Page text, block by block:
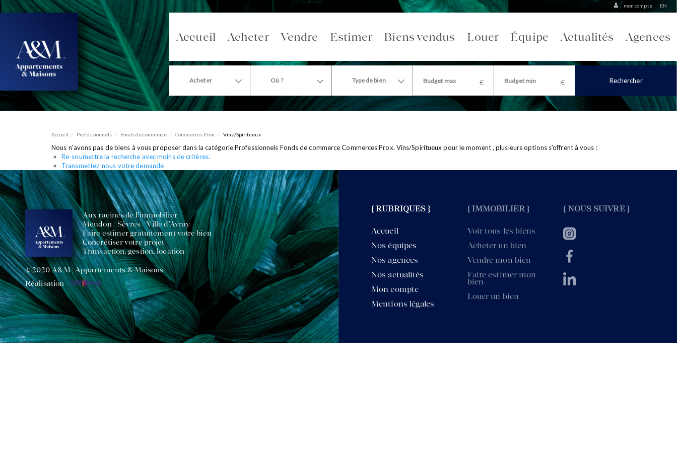
Accueil Acheter Vendre Estimer Biens vendus Louer Équipe Actualités Agences
mon compte EN
Acheter Où ? Type de bien Rechercher
Accueil Professionnels Fonds de commerce Commerces Prox. Vins/Spiritueux
Nous n'avons pas de biens à vous proposer dans la catégorie Professionnels Fonds de commerce Commerces Prox. Vins/Spiritueux pour le moment , plusieurs options s'offrent à vous :
Re-soumettre la recherche avec moins de critères.
Transmettez-nous votre demande
Aux racines de l'immobilier
Meudon / Sèvres / Ville d'Avray
Faire estimer gratuitement votre bien
Concrétiser votre projet
Transaction, gestion, location
©2020 A&M | Appartements & Maisons
Réalisation
{ RUBRIQUES }
Accueil
Nos équipes
Nos agences
Nos actualités
Mon compte
Mentions légales
{ IMMOBILIER }
Voir tous les biens
Acheter un bien
Vendre mon bien
Faire estimer mon
bien
Louer un bien
{ NOUS SUIVRE }